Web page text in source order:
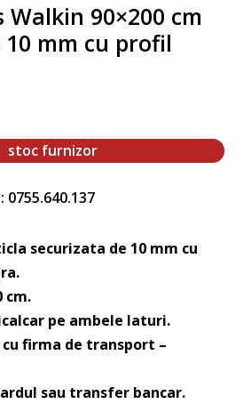
Walkin 90×200 cm
mm cu profil
stoc furnizor
securizata de 10 mm cu
cm.
pe ambele laturi.
firma de transport –
sau transfer bancar.